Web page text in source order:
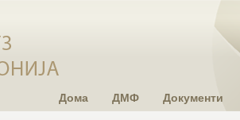
Дома ДМФ Документи